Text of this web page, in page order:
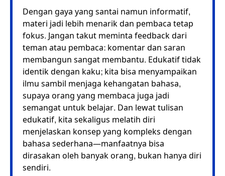
Dengan gaya yang santai namun informatif,
materi jadi lebih menarik dan pembaca tetap
fokus. Jangan takut meminta feedback dari
teman atau pembaca: komentar dan saran
membangun sangat membantu. Edukatif tidak
identik dengan kaku; kita bisa menyampaikan
ilmu sambil menjaga kehangatan bahasa,
supaya orang yang membaca juga jadi
semangat untuk belajar. Dan lewat tulisan
edukatif, kita sekaligus melatih diri
menjelaskan konsep yang kompleks dengan
bahasa sederhana—manfaatnya bisa
dirasakan oleh banyak orang, bukan hanya diri
sendiri.